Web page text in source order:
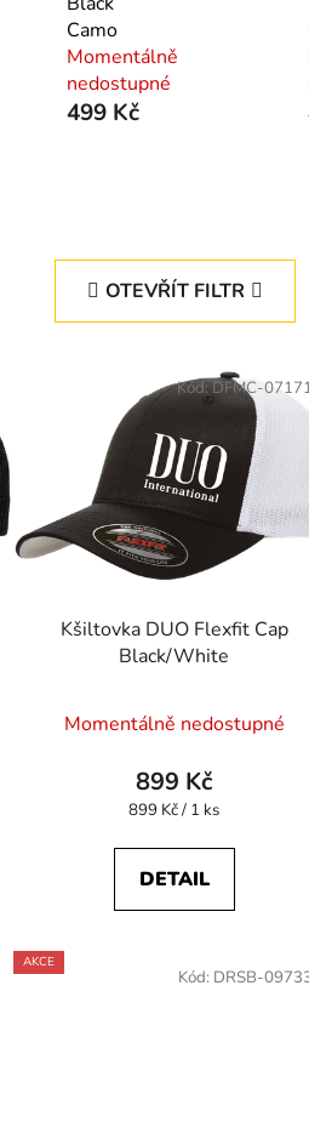
Camo
Momentálně
nedostupné
499 Kč
OTEVŘÍT FILTR
Kšiltovka DUO Flexfit Cap
Black/White
Momentálně nedostupné
899 Kč
Měrná
899 Kč / 1 ks
DETAIL
Kód:DFMC-
AKCE
Kód: DRSB-